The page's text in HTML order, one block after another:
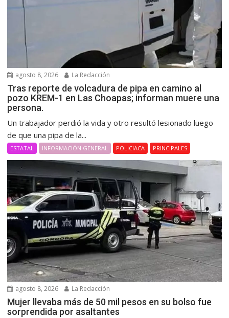
agosto 8, 2026 La Redacción
Tras reporte de volcadura de pipa en camino al
pozo KREM-1 en Las Choapas; informan muere una
persona.
Un trabajador perdió la vida y otro resultó lesionado luego
de que una pipa de la...
ESTATAL INFORMACIÓN GENERAL POLICIACA PRINCIPALES
agosto 8, 2026 La Redacción
Mujer llevaba más de 50 mil pesos en su bolso fue
sorprendida por asaltantes